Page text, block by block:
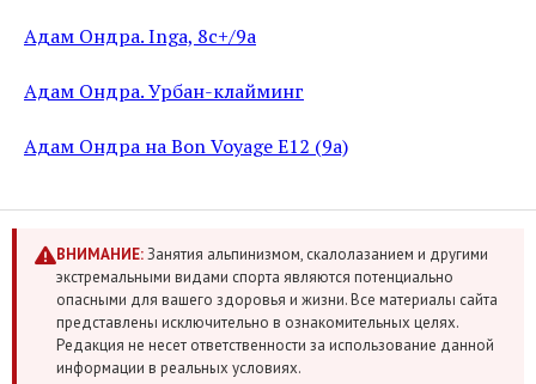
Адам Ондра. Inga, 8c+/9a
Адам Ондра. Урбан-клайминг
Адам Ондра на Bon Voyage E12 (9a)
ВНИМАНИЕ:Занятия альпинизмом, скалолазанием и другими
экстремальными видами спорта являются потенциально
опасными для вашего здоровья и жизни. Все материалы сайта
представлены исключительно в ознакомительных целях.
Редакция не несет ответственности за использование данной
информации в реальных условиях.